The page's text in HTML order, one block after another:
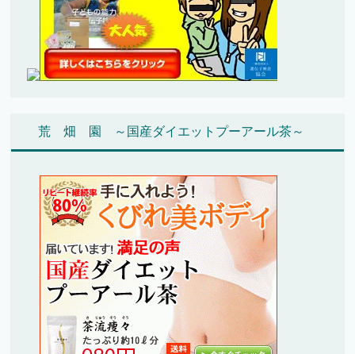
荒 畑 園 ～国産ダイエットプーアール茶～